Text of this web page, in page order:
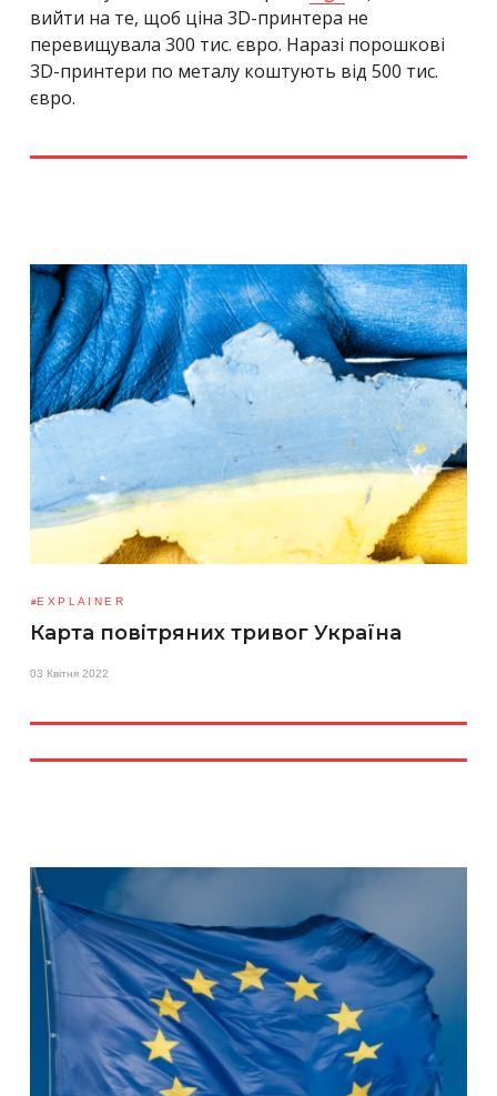
вийти на те, щоб ціна 3D-принтера не
перевищувала 300 тис. євро. Наразі порошкові
3D-принтери по металу коштують від 500 тис.
євро.
EXPLAINER
Карта повітряних тривог Україна
03 Квітня 2022